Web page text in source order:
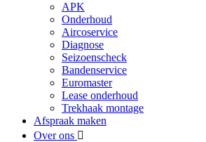
APK
Onderhoud
Aircoservice
Diagnose
Seizoenscheck
Bandenservice
Euromaster
Lease onderhoud
Trekhaak montage
Afspraak maken
Over ons